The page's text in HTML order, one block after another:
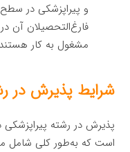
و پیراپزشکی در
فارغ‌التحصیلان آن
مشغول به کار
شرایط پذیرش در
پذیرش در رشته
است که به‌طور کلی شامل